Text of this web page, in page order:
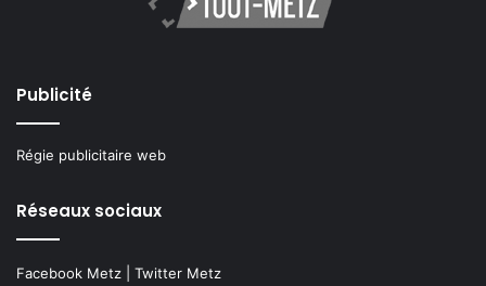
Publicité
Régie publicitaire web
Réseaux sociaux
Facebook Metz Twitter Metz